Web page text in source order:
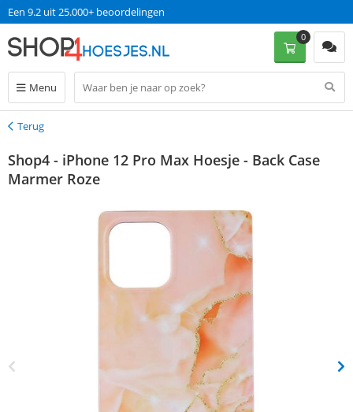
Een 9.2 uit 25.000+ beoordelingen
Menu
0
Terug
Terug
Shop4 - iPhone 12 Pro Max Hoesje - Back Case
Marmer Roze